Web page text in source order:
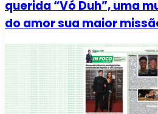
querida “Vó Duh”, uma
do amor sua maior